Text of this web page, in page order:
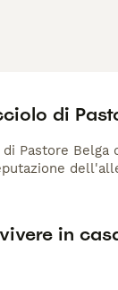
di
Pastore Belga
in